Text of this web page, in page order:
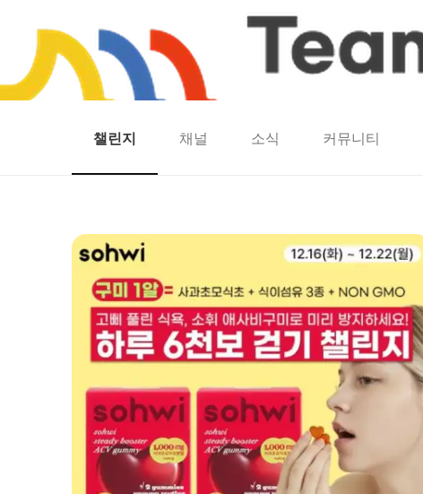
런마일 모두의챌린지 캐시로또 캐시딜
챌린지 채널 소식 커뮤니티